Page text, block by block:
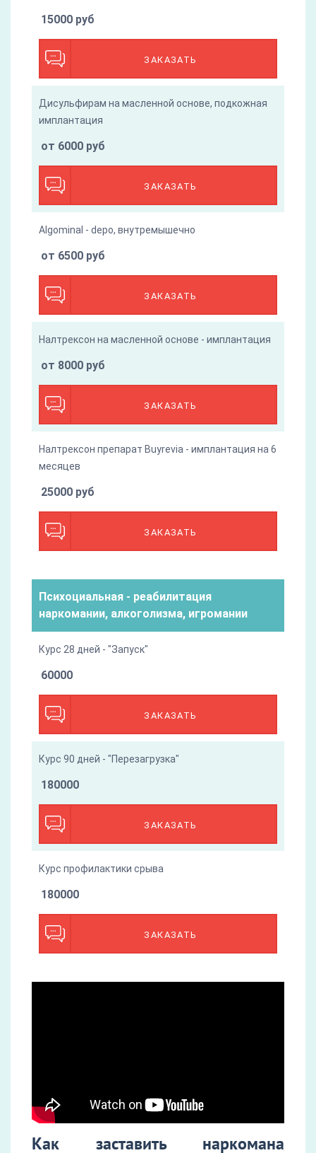
ЗАКАЗАТЬ
15000 руб
Дисульфирам на масленной основе, подкожная
имплантация
ЗАКАЗАТЬ
от 6000 руб
Algominal - depo, внутремышечно
ЗАКАЗАТЬ
от 6500 руб
Налтрексон на масленной основе - имплантация
ЗАКАЗАТЬ
от 8000 руб
Налтрексон препарат Buyrevia - имплантация на 6
месяцев
ЗАКАЗАТЬ
25000 руб
Психоциальная - реабилитация
наркомании, алкоголизма, игромании
Курс 28 дней - "Запуск"
ЗАКАЗАТЬ
60000
Курс 90 дней - "Перезагрузка"
ЗАКАЗАТЬ
180000
Курс профилактики срыва
ЗАКАЗАТЬ
180000
Как заставить наркомана